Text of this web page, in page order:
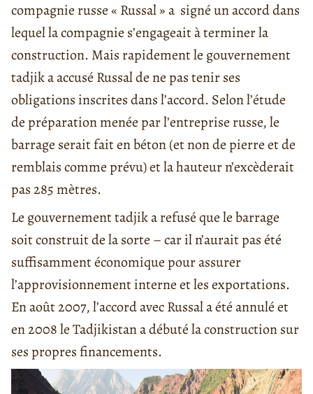
compagnie russe « Russal » a signé un accord dans
lequel la compagnie s’engageait à terminer la
construction. Mais rapidement le gouvernement
tadjik a accusé Russal de ne pas tenir ses
obligations inscrites dans l’accord. Selon l’étude
de préparation menée par l’entreprise russe, le
barrage serait fait en béton (et non de pierre et de
remblais comme prévu) et la hauteur n’excèderait
pas 285 mètres.
Le gouvernement tadjik a refusé que le barrage
soit construit de la sorte – car il n’aurait pas été
suffisamment économique pour assurer
l’approvisionnement interne et les exportations.
En août 2007, l’accord avec Russal a été annulé et
en 2008 le Tadjikistan a débuté la construction sur
ses propres financements.